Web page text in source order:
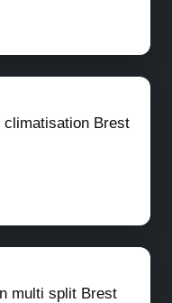
climatisation Brest
multi split Brest